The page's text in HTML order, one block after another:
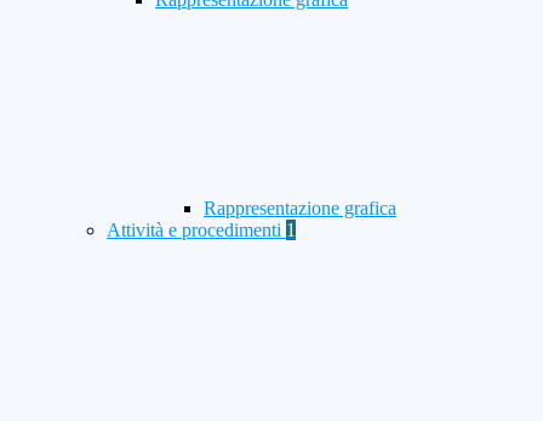
Rappresentazione grafica
Attività e procedimenti 1